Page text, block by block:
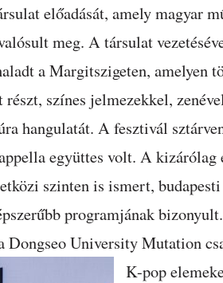
előadását, amely magyar
meg. A társulat
a Margitszigeten, amelyen
részt, színes jelmezekkel,
hangulatát. A fesztivál
együttes volt. A kizárólag
szinten is ismert,
programjának
Dongseo University Mutation
K-pop